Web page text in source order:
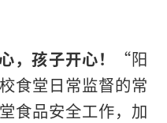
，孩子开心！
“阳
食堂日常监督的常
食品安全工作，加